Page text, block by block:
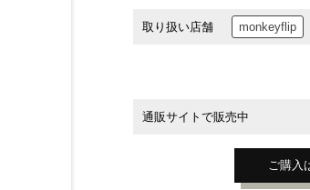
取り扱い店舗 monkeyflip
通販サイトで販売中
ご購入